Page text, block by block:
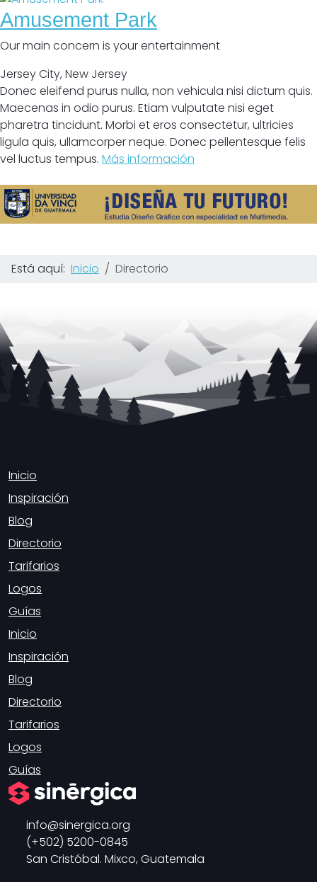
Amusement Park
Our main concern is your entertainment
Jersey City, New Jersey
Donec eleifend purus nulla, non vehicula nisi dictum quis.
Maecenas in odio purus. Etiam vulputate nisi eget
pharetra tincidunt. Morbi et eros consectetur, ultricies
ligula quis, ullamcorper neque. Donec pellentesque felis
vel luctus tempus. Más información
Está aquí: Inicio Directorio
Inicio
Inspiración
Blog
Directorio
Tarifarios
Logos
Guías
Inicio
Inspiración
Blog
Directorio
Tarifarios
Logos
Guías
info
sinergica.org
(+502) 5200-0845
San Cristóbal. Mixco, Guatemala